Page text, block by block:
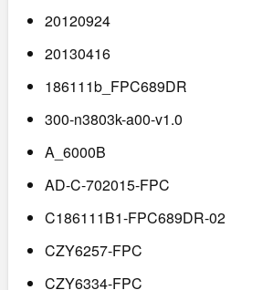
20120924
20130416
186111b_FPC689DR
300-n3803k-a00-v1.0
A_6000B
AD-C-702015-FPC
C186111B1-FPC689DR-02
CZY6257-FPC
CZY6334-FPC